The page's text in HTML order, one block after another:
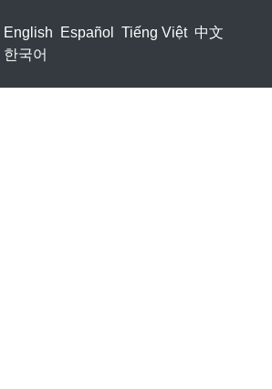
English Español Tiếng Việt 中文
한국어